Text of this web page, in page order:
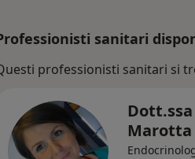
sanitari
professionisti sanitari si
Marotta